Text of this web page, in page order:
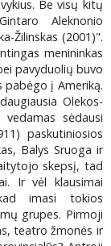
Be visų kitų
Aleknonio
Žilinskas (2001)".
menininkas
pavyduolių buvo
pabėgo į Ameriką.
Olekos-
sėdausi
paskutiniosios
Balys Sruoga ir
skepsį, tad
Ir vėl klausimai
imasi tokios
grupes. Pirmoji
teatro žmonės ir